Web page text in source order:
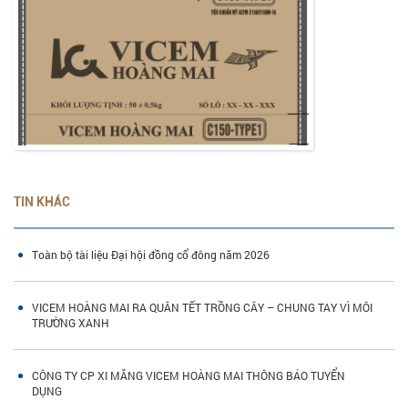
TIN KHÁC
Toàn bộ tài liệu Đại hội đồng cổ đông năm 2026
VICEM HOÀNG MAI RA QUÂN TẾT TRỒNG CÂY – CHUNG TAY VÌ MÔI
TRƯỜNG XANH
CÔNG TY CP XI MĂNG VICEM HOÀNG MAI THÔNG BÁO TUYỂN
DỤNG